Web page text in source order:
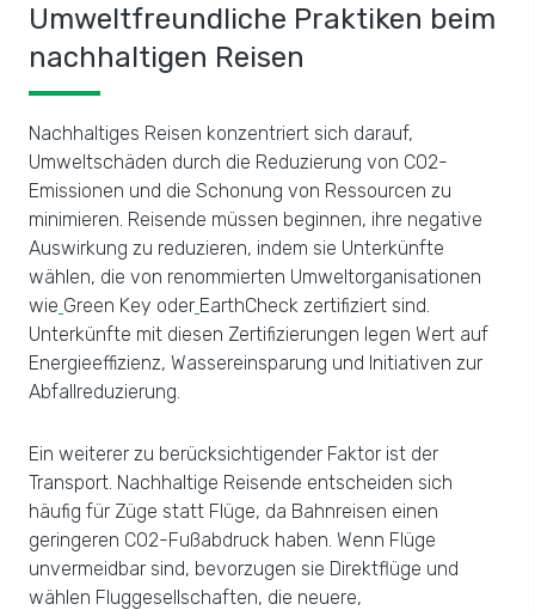
Umweltfreundliche Praktiken beim
nachhaltigen Reisen
Nachhaltiges Reisen konzentriert sich darauf,
Umweltschäden durch die Reduzierung von CO2-
Emissionen und die Schonung von Ressourcen zu
minimieren. Reisende müssen beginnen, ihre negative
Auswirkung zu reduzieren, indem sie Unterkünfte
wählen, die von renommierten Umweltorganisationen
wie Green Key oder EarthCheck zertifiziert sind.
Unterkünfte mit diesen Zertifizierungen legen Wert auf
Energieeffizienz, Wassereinsparung und Initiativen zur
Abfallreduzierung.
Ein weiterer zu berücksichtigender Faktor ist der
Transport. Nachhaltige Reisende entscheiden sich
häufig für Züge statt Flüge, da Bahnreisen einen
geringeren CO2-Fußabdruck haben. Wenn Flüge
unvermeidbar sind, bevorzugen sie Direktflüge und
wählen Fluggesellschaften, die neuere,